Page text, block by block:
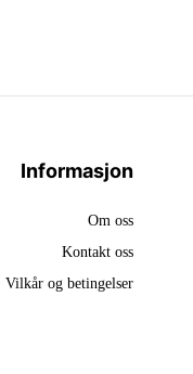
Informasjon
Om oss
Kontakt oss
Vilkår og betingelser